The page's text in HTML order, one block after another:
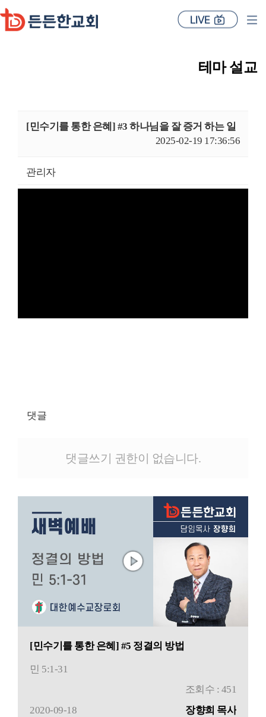
테마 설교
[민수기를 통한 은혜] #3 하나님을 잘 증거 하는 일
2025-02-19 17:36:56
관리자
댓글
댓글쓰기 권한이 없습니다.
[민수기를 통한 은혜] #5 정결의 방법
민 5:1-31
조회수 : 451
2020-09-18
장향희 목사